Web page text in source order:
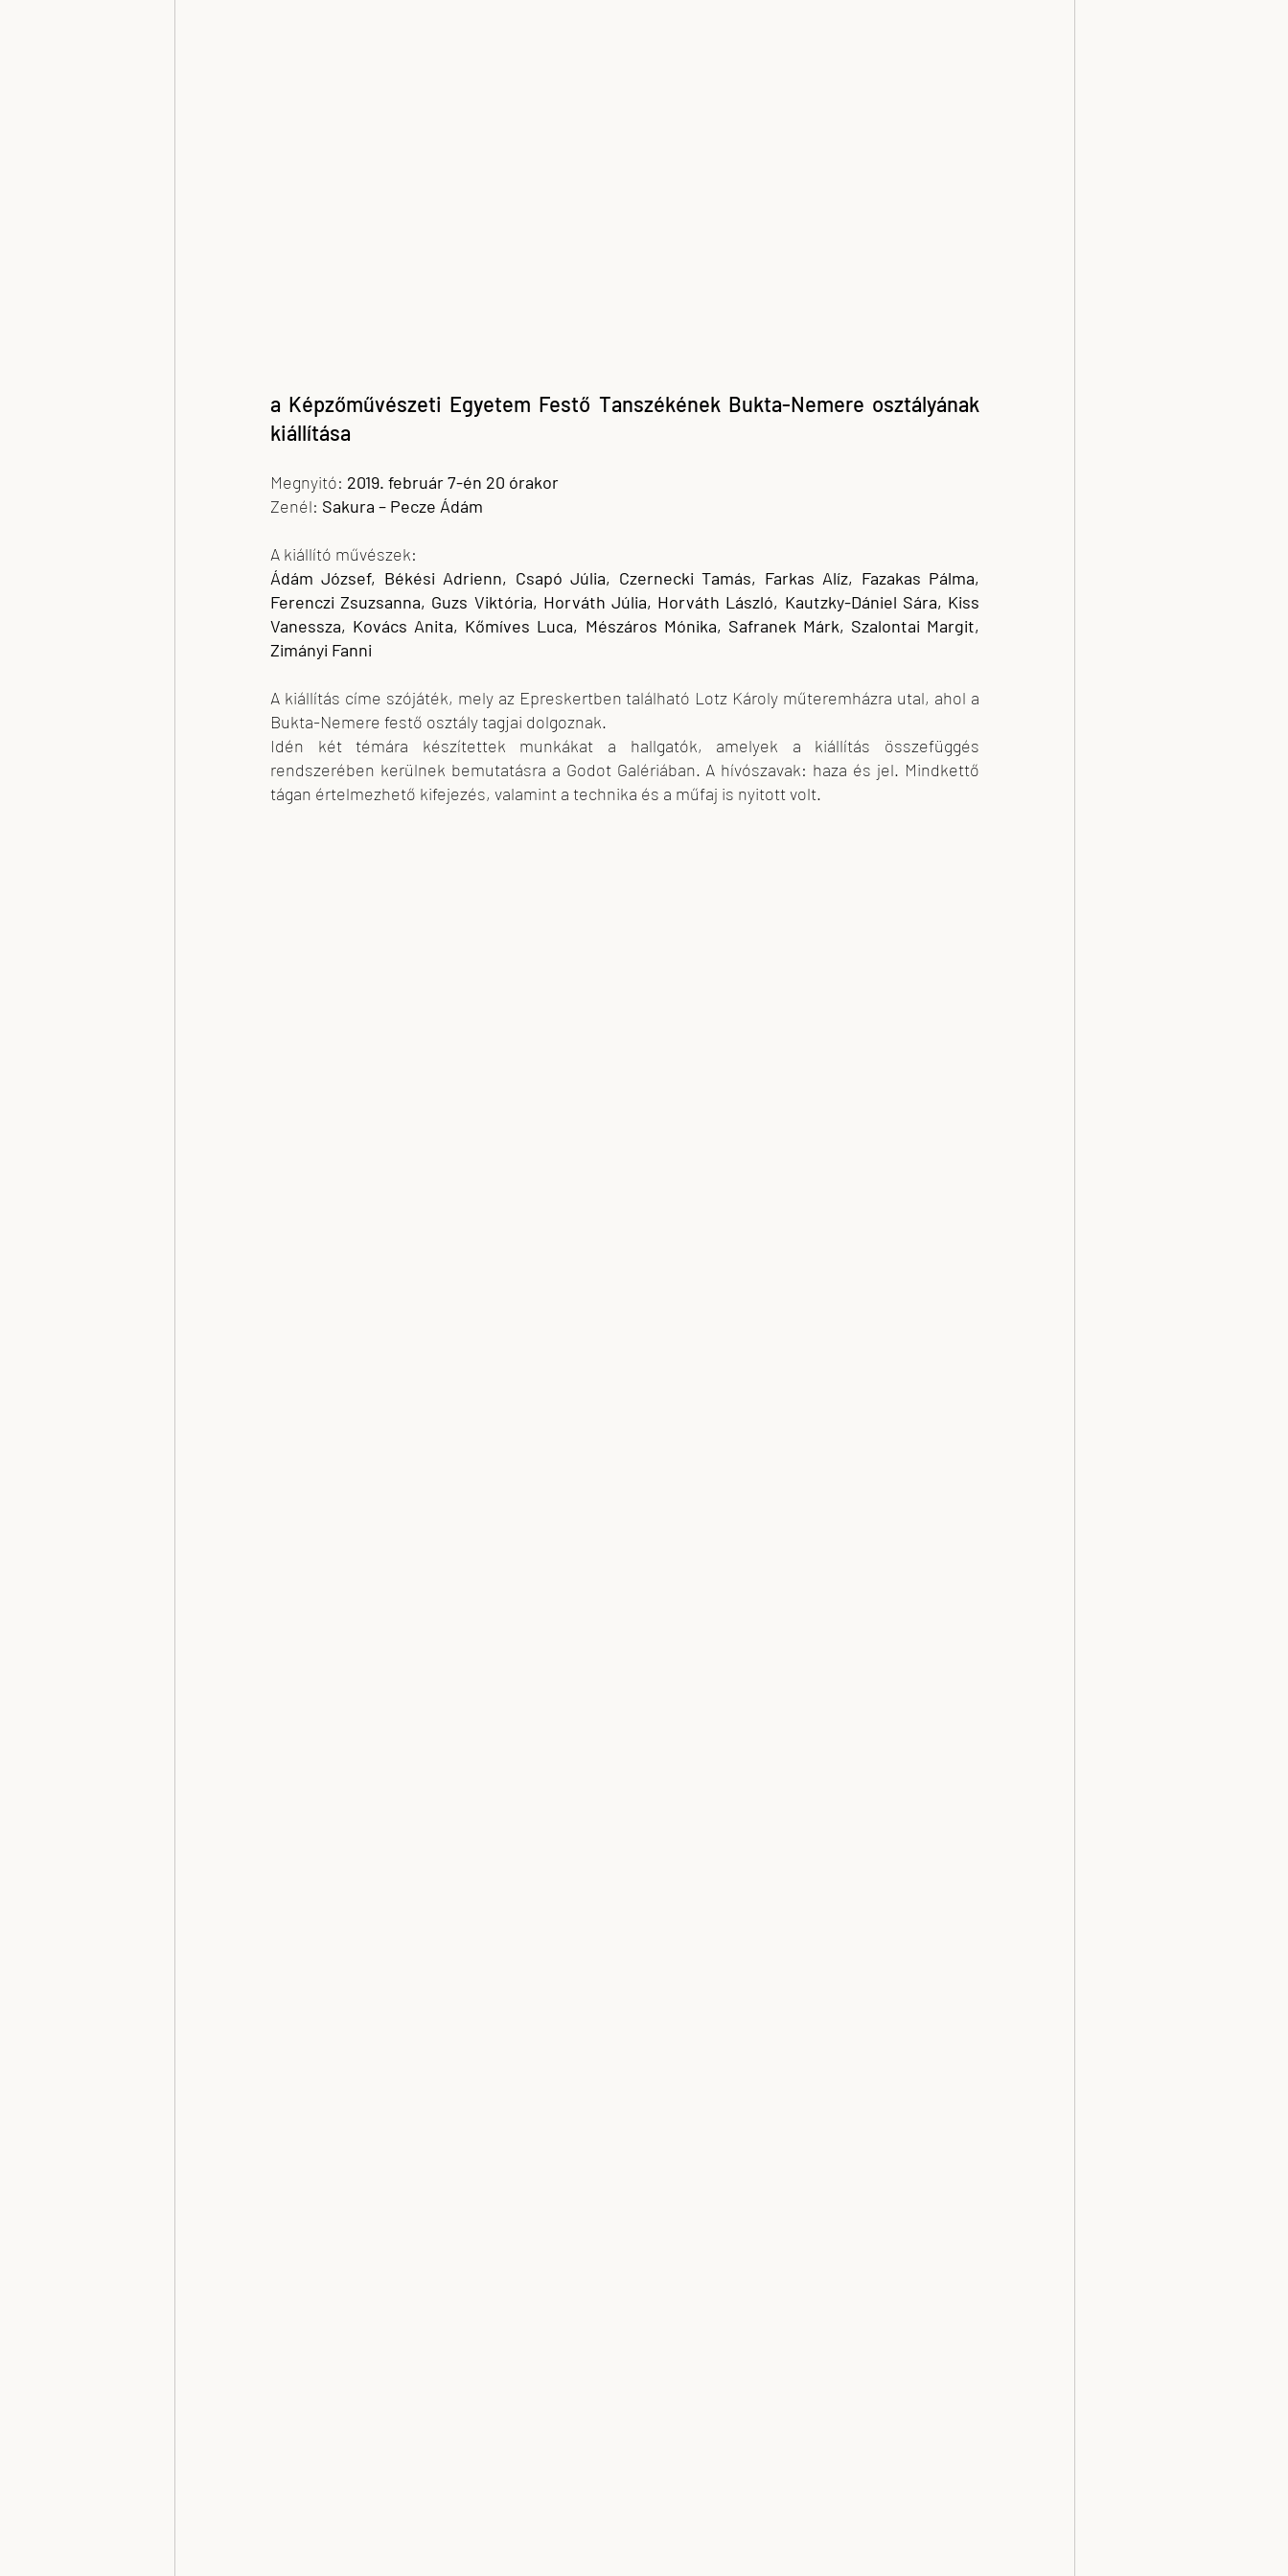
a Képzőművészeti Egyetem Festő Tanszékének Bukta-Nemere osztályának
kiállítása
Megnyitó: 2019. február 7-én 20 órakor
Zenél: Sakura – Pecze Ádám
A kiállító művészek:
Ádám József, Békési Adrienn, Csapó Júlia, Czernecki Tamás, Farkas Alíz, Fazakas Pálma,
Ferenczi Zsuzsanna, Guzs Viktória, Horváth Júlia, Horváth László, Kautzky-Dániel Sára, Kiss
Vanessza, Kovács Anita, Kőmíves Luca, Mészáros Mónika, Safranek Márk, Szalontai Margit,
Zimányi Fanni
A kiállítás címe szójáték, mely az Epreskertben található Lotz Károly műteremházra utal, ahol a
Bukta-Nemere festő osztály tagjai dolgoznak.
Idén két témára készítettek munkákat a hallgatók, amelyek a kiállítás összefüggés
rendszerében kerülnek bemutatásra a Godot Galériában. A hívószavak: haza és jel. Mindkettő
tágan értelmezhető kifejezés, valamint a technika és a műfaj is nyitott volt.